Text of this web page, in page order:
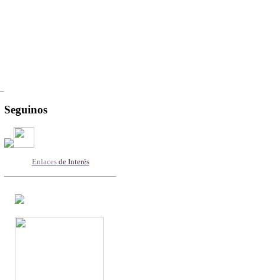
Seguinos
Enlaces de Interés